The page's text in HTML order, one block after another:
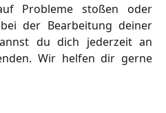
Probleme stoßen oder
der Bearbeitung deiner
du dich jederzeit an
Wir helfen dir gerne